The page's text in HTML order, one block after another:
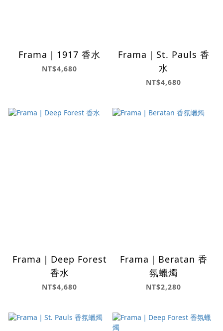
Frama｜1917 香水
NT$4,680
Frama｜St. Pauls 香
水
NT$4,680
Frama｜Deep Forest
香水
NT$4,680
Frama｜Beratan 香
氛蠟燭
NT$2,280